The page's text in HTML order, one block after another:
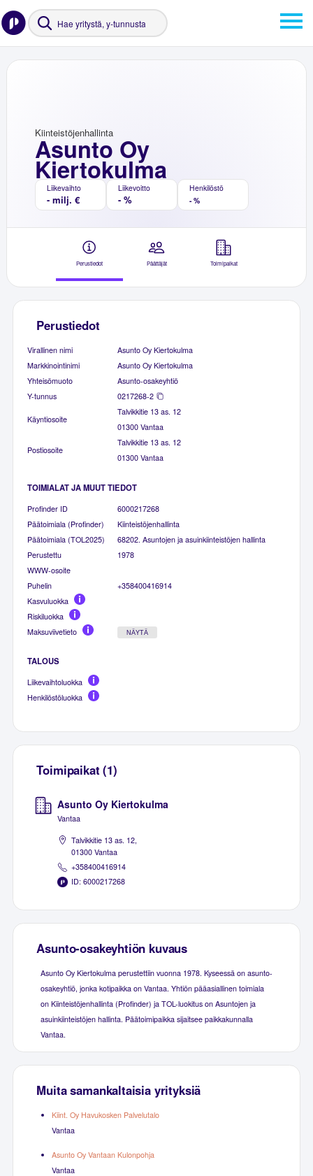
Asunto Oy
Kiertokulma
Kiinteistöjenhallinta
Liikevaihto
- milj. €
Liikevoitto
- %
Henkilöstö
- %
Perustiedot Päättäjät Toimipaikat
Perustiedot
Virallinen nimi
Asunto Oy Kiertokulma
Markkinointinimi
Asunto Oy Kiertokulma
Yhteisömuoto
Asunto-osakeyhtiö
Y-tunnus
0217268-2
Käyntiosoite
Talvikkitie 13 as. 12
01300 Vantaa
Postiosoite
Talvikkitie 13 as. 12
01300 Vantaa
TOIMIALAT JA MUUT TIEDOT
Profinder ID
6000217268
Päätoimiala (Profinder)
Kiinteistöjenhallinta
Päätoimiala (TOL2025)
68202. Asuntojen ja asuinkiinteistöjen hallinta
Perustettu
1978
WWW-osoite
Puhelin
+358400416914
Kasvuluokka
Riskiluokka
Maksuviivetieto
NÄYTÄ
TALOUS
Liikevaihtoluokka
Henkilöstöluokka
Toimipaikat (1)
Asunto Oy Kiertokulma
Vantaa
Talvikkitie 13 as. 12,
01300 Vantaa
+358400416914
ID: 6000217268
Asunto-osakeyhtiön kuvaus
Asunto Oy Kiertokulma perustettiin vuonna 1978. Kyseessä on asunto-
osakeyhtiö, jonka kotipaikka on Vantaa. Yhtiön pääasiallinen toimiala
on Kiinteistöjenhallinta (Profinder) ja TOL-luokitus on Asuntojen ja
asuinkiinteistöjen hallinta. Päätoimipaikka sijaitsee paikkakunnalla
Vantaa.
Muita samankaltaisia yrityksiä
Kiint. Oy Havukosken Palvelutalo
Vantaa
Asunto Oy Vantaan Kulonpohja
Vantaa